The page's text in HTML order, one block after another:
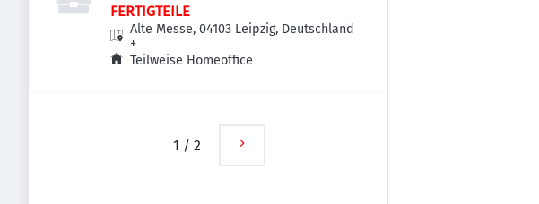
FERTIGTEILE
Alte Messe, 04103 Leipzig, Deutschland
+
Teilweise Homeoffice
1 / 2